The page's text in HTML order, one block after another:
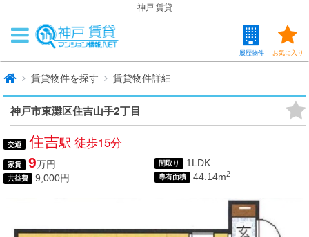
神戸 賃貸
お気に入り
履歴物件
賃貸物件を探す 賃貸物件詳細
神戸市東灘区住吉山手2丁目
交通 住吉駅 徒歩15分
家賃 9万円
共益費 9,000円
間取り 1LDK
専有面積 44.14m2